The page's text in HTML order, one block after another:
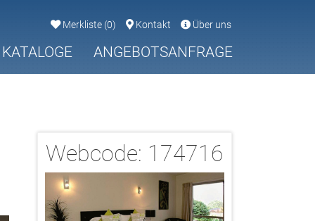
Merkliste (0) Kontakt Über uns
KATALOGE ANGEBOTSANFRAGE
Webcode: 174716